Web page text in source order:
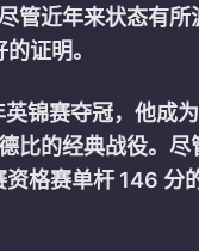
管近年来状态有
证明。
锦赛夺冠，他成
比的经典战役。
格赛单杆 146 分